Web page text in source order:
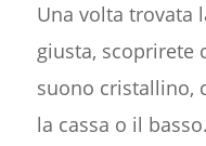
Una volta trovata
giusta, scoprirete
suono cristallino,
la cassa o il basso.